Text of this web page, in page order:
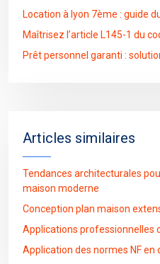
Location à lyon 7ème : guide
Maîtrisez l’article L145-1 du
Prêt personnel garanti :
Articles similaires
Tendances architecturales
maison moderne
Conception plan maison
Applications professionnelles
Application des normes NF en